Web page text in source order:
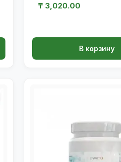
₸ 3,020.00
В корзину